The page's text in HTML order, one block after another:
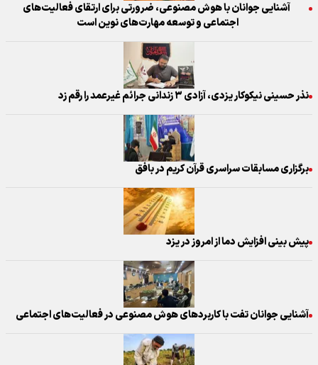
آشنایی جوانان با هوش مصنوعی، ضرورتی برای ارتقای فعالیت‌های
اجتماعی و توسعه مهارت‌های نوین است
نذر حسینی نیکوکار یزدی، آزادی ۳ زندانی جرائم غیرعمد را رقم زد
برگزاری مسابقات سراسری قرآن کریم در بافق
پیش بینی افزایش دما از امروز در یزد
آشنایی جوانان تفت با کاربردهای هوش مصنوعی در فعالیت‌های اجتماعی